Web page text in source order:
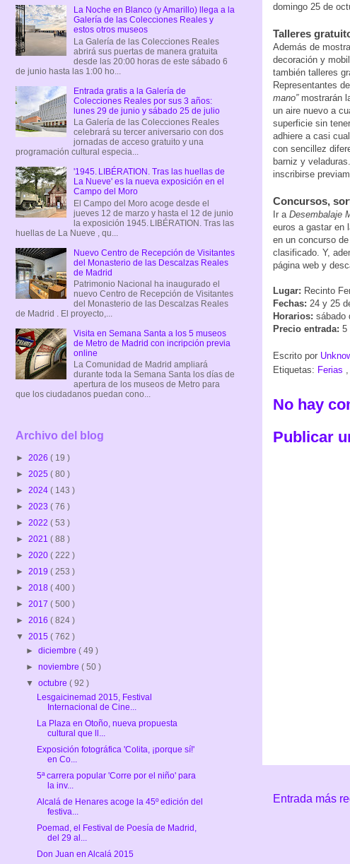
domingo 25 de
Talleres
Además de
decoración y
también talleres
Representantes de
mano”mostrarán
un aire nuevo a
superficie sin
adhiere a casi
con sencillez
barniz y
inscribirse
Concursos,
Ir a Desembalaje
euros a gastar en
en un concurso
clasificado. Y,
página web y
Lugar: Recinto
Fechas: 24 y 25
Horarios: sábado
Precio entrada: 5
Escrito por
Etiquetas: Ferias ,
No hay
Publicar
Entrada más
La Noche en Blanco (y Amarillo) llega a la
Galería de las Colecciones Reales y
estos otros museos
La Galería de las Colecciones Reales
abrirá sus puertas de manera gratuita
desde las 20:00 horas de este sábado 6
de junio hasta las 1:00 ho...
Entrada gratis a la Galería de
Colecciones Reales por sus 3 años:
lunes 29 de junio y sábado 25 de julio
La Galería de las Colecciones Reales
celebrará su tercer aniversario con dos
jornadas de acceso gratuito y una
programación cultural especia...
'1945. LIBÉRATION. Tras las huellas de
La Nueve' es la nueva exposición en el
Campo del Moro
El Campo del Moro acoge desde el
jueves 12 de marzo y hasta el 12 de junio
la exposición 1945. LIBÉRATION. Tras las
huellas de La Nueve , qu...
Nuevo Centro de Recepción de Visitantes
del Monasterio de las Descalzas Reales
de Madrid
Patrimonio Nacional ha inaugurado el
nuevo Centro de Recepción de Visitantes
del Monasterio de las Descalzas Reales
de Madrid . El proyecto,...
Visita en Semana Santa a los 5 museos
de Metro de Madrid con incripción previa
online
La Comunidad de Madrid ampliará
durante toda la Semana Santa los días de
apertura de los museos de Metro para
que los ciudadanos puedan cono...
Archivo del blog
► 2026 ( 19 )
► 2025 ( 80 )
► 2024 ( 143 )
► 2023 ( 76 )
► 2022 ( 53 )
► 2021 ( 88 )
► 2020 ( 222 )
► 2019 ( 253 )
► 2018 ( 400 )
► 2017 ( 500 )
► 2016 ( 824 )
▼ 2015 ( 762 )
►diciembre( 49 )
►noviembre( 50 )
▼octubre( 92 )
Lesgaicinemad 2015, Festival
Internacional de Cine...
La Plaza en Otoño, nueva propuesta
cultural que ll...
Exposición fotográfica 'Colita, ¡porque sí!'
en Co...
5ª carrera popular 'Corre por el niño' para
la inv...
Alcalá de Henares acoge la 45º edición del
festiva...
Poemad, el Festival de Poesía de Madrid,
del 29 al...
Don Juan en Alcalá 2015